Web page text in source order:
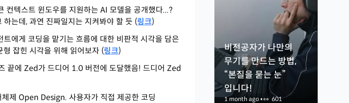
텍스트 윈도우를 지원하는 AI 모델을 공개했다...?
는데, 과연 진짜일지는 지켜봐야 할 듯 (링크)
에게 코딩을 맡기는 흐름에 대한 비판적 시각을 담은
잡힌 시각을 위해 읽어보자 (링크)
끝에 Zed가 드디어 1.0 버전에 도달했음! 드디어 Zed
제 Open Design. 사용자가 직접 제공한 코딩
비전공자가 나만의
무기를 만드는 방법,
“본질을 묻는 눈”
입니다!
1 month ago•👀 601